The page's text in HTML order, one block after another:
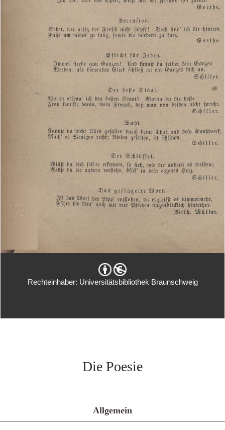
Rechteinhaber: Universitätsbibliothek Braunschweig
Die Poesie
Allgemein